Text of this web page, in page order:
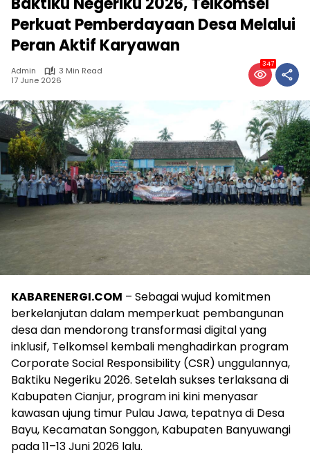
Perkuat Pemberdayaan Desa Melalui
Peran Aktif Karyawan
Admin
3 Min Read
17 June 2026
347
KABARENERGI.COM – Sebagai wujud komitmen
berkelanjutan dalam memperkuat pembangunan
desa dan mendorong transformasi digital yang
inklusif, Telkomsel kembali menghadirkan program
Corporate Social Responsibility (CSR) unggulannya,
Baktiku Negeriku 2026. Setelah sukses terlaksana di
Kabupaten Cianjur, program ini kini menyasar
kawasan ujung timur Pulau Jawa, tepatnya di Desa
Bayu, Kecamatan Songgon, Kabupaten Banyuwangi
pada 11–13 Juni 2026 lalu.